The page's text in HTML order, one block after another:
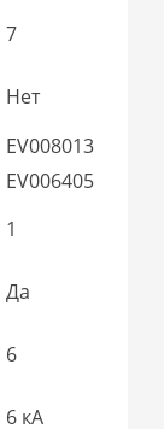
7
Нет
EV008013
EV006405
1
Да
6
6 кА